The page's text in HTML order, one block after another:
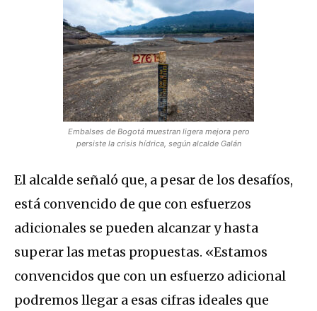
Embalses de Bogotá muestran ligera mejora pero
persiste la crisis hídrica, según alcalde Galán
El alcalde señaló que, a pesar de los desafíos,
está convencido de que con esfuerzos
adicionales se pueden alcanzar y hasta
superar las metas propuestas. «Estamos
convencidos que con un esfuerzo adicional
podremos llegar a esas cifras ideales que